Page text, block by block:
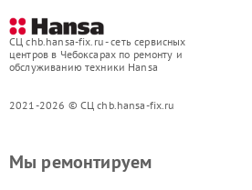
СЦ chb.hansa-fix.ru - сеть сервисных
центров в Чебоксарах по ремонту и
обслуживанию техники Hansa
2021-2026 © СЦ chb.hansa-fix.ru
Мы ремонтируем